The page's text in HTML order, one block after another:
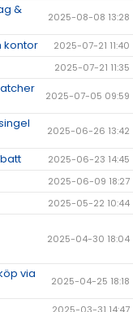
&
2025-08-08 13:28
kontor 2025-07-21 11:40
2025-07-21 11:35
2025-07-05 09:59
2025-06-26 13:42
2025-06-23 14:45
2025-06-09 18:27
2025-05-22 10:44
2025-04-30 18:04
via
2025-04-25 18:18